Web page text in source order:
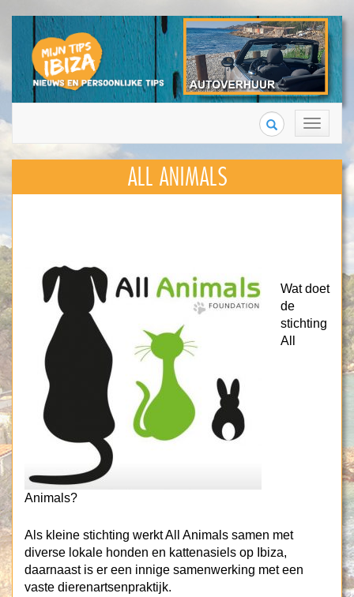
Toggle
navigation
Search
ALL ANIMALS
Wat doet
de
stichting
All
Animals?
Als kleine stichting werkt All Animals samen met
diverse lokale honden en kattenasiels op Ibiza,
daarnaast is er een innige samenwerking met een
vaste dierenartsenpraktijk.